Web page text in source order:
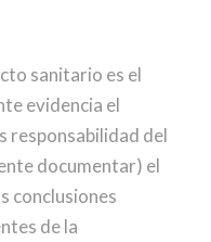
sanitario es el
evidencia el
responsabilidad del
documentar) el
conclusiones
de la